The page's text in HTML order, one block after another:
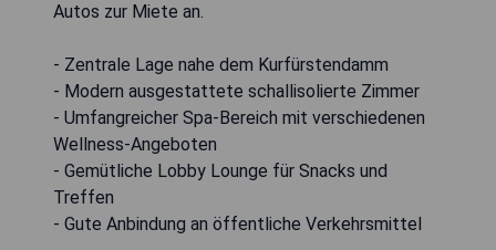
Autos zur Miete an.
- Zentrale Lage nahe dem Kurfürstendamm
- Modern ausgestattete schallisolierte Zimmer
- Umfangreicher Spa-Bereich mit verschiedenen
Wellness-Angeboten
- Gemütliche Lobby Lounge für Snacks und
Treffen
- Gute Anbindung an öffentliche Verkehrsmittel